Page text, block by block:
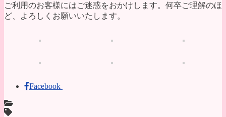
ご利用のお客様にはご迷惑をおかけします。何卒ご理解のほ
ど、よろしくお願いいたします。
Facebook